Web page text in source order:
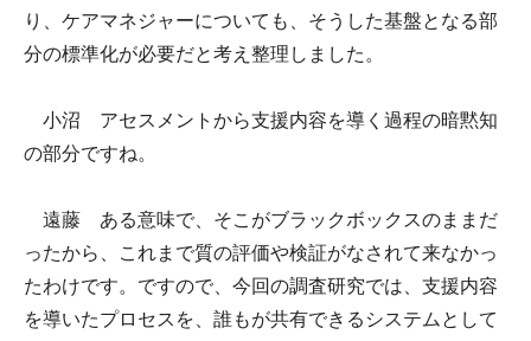
り、ケアマネジャーについても、そうした基盤となる部
分の標準化が必要だと考え整理しました。
小沼 アセスメントから支援内容を導く過程の暗黙知
の部分ですね。
遠藤 ある意味で、そこがブラックボックスのままだ
ったから、これまで質の評価や検証がなされて来なかっ
たわけです。ですので、今回の調査研究では、支援内容
を導いたプロセスを、誰もが共有できるシステムとして